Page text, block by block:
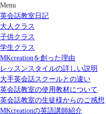
Menu
英会話教室日記
大人クラス
子供クラス
学生クラス
MKcreationを創った理由
レッスンスタイルの詳しい説明
大手英会話スクールとの違い
英会話教室の使用教材について
英会話教室の生徒様からのご感想
MKcreationの英語講師紹介